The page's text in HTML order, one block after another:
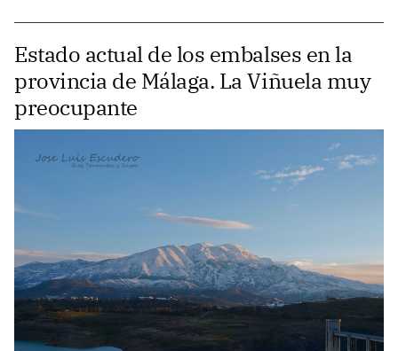
Estado actual de los embalses en la
provincia de Málaga. La Viñuela muy
preocupante